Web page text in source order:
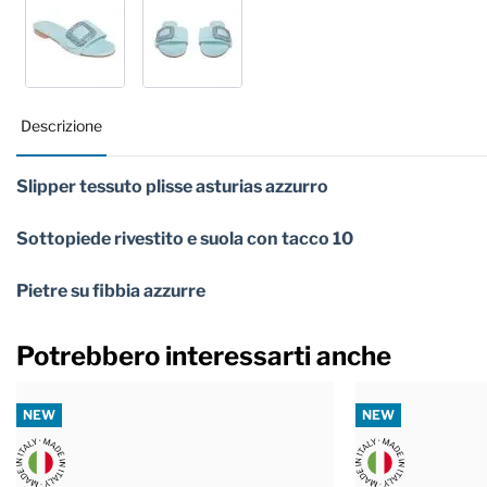
Descrizione
Slipper tessuto plisse asturias azzurro
Sottopiede rivestito e suola con tacco 10
Pietre su fibbia azzurre
Potrebbero interessarti anche
NEW NEW